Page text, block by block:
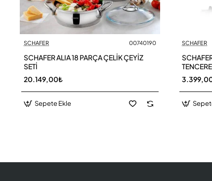
SCHAFER 00740190
SCHAFER ALIA 18 PARÇA ÇELİK ÇEYİZ
SETİ
20.149,00₺
Sepete Ekle
SCHAFER